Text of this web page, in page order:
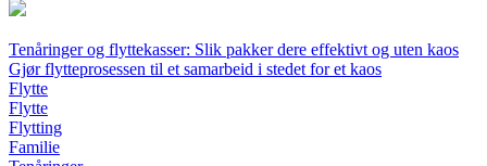
Tenåringer og flyttekasser: Slik pakker dere effektivt og uten kaos
Gjør flytteprosessen til et samarbeid i stedet for et kaos
Flytte
Flytte
Flytting
Familie